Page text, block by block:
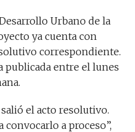
Urbano de la
ya cuenta con
correspondiente.
publicada entre el lunes
el acto resolutivo.
a proceso”,